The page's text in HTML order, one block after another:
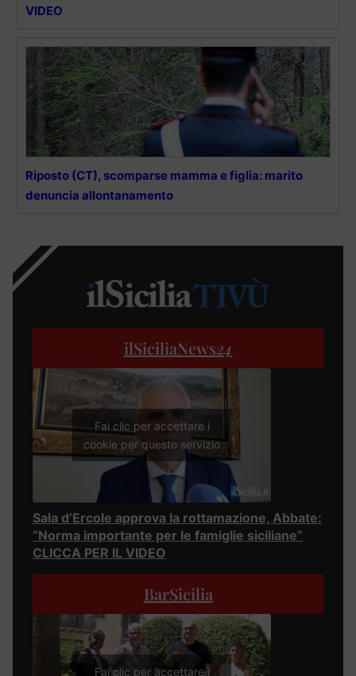
VIDEO
Riposto (CT), scomparse mamma e figlia: marito
denuncia allontanamento
ilSiciliaNews24
Fai clic per accettare i
cookie per questo servizio
Sala d’Ercole approva la rottamazione, Abbate:
“Norma importante per le famiglie siciliane”
CLICCA PER IL VIDEO
BarSicilia
Fai clic per accettare i